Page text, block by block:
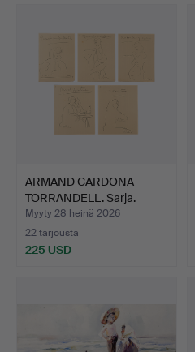
ARMAND CARDONA
TORRANDELL. Sarja.
Myyty 28 heinä 2026
22 tarjousta
225 USD